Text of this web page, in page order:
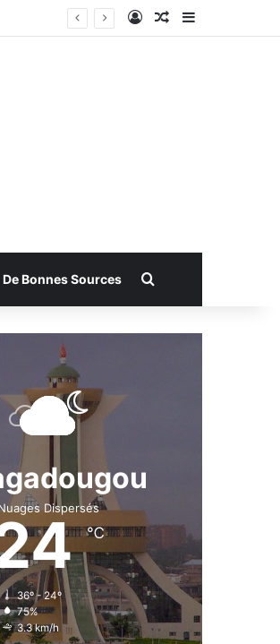
ConnexionArticle Aléatoire
De Bonnes Sources Rechercher
Dispersés
℃
36º - 24º
75%
3.3 km/h